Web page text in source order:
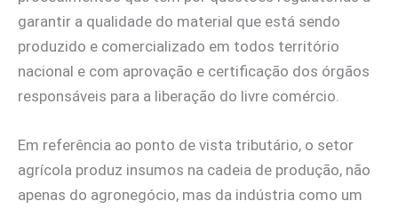
garantir a qualidade do material que está sendo
produzido e comercializado em todos território
nacional e com aprovação e certificação dos órgãos
responsáveis para a liberação do livre comércio.
Em referência ao ponto de vista tributário, o setor
agrícola produz insumos na cadeia de produção, não
apenas do agronegócio, mas da indústria como um